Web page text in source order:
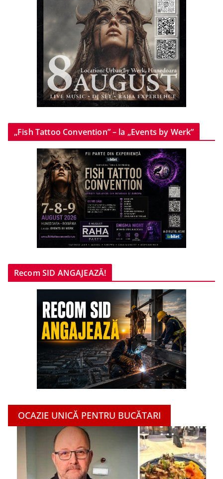
„Fish Tattoo Convention” – la „Events by Werk”
Recom SID ANGAJEAZĂ!
OCAZIE UNICĂ PENTRU BUCĂTARI